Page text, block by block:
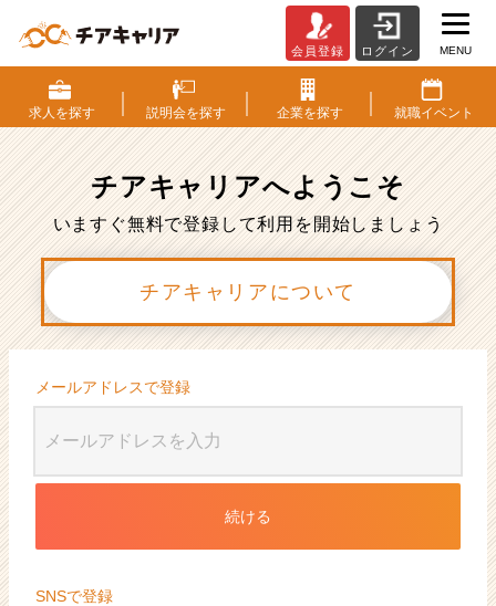
員
登
録
ベ
ン
チ
ャ
成
企
か
ら
ス
カ
ウ
届
会員登録 ログイン MENU
求人を探す 説明会を探す 企業を探す 就職イベント
チアキャリアへようこそ
いますぐ無料で登録して利用を開始しましょう
チアキャリアについて
メールアドレスで登録
続ける
SNSで登録